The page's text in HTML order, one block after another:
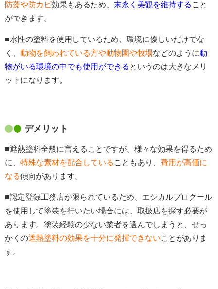
防藻や防カビ効果もあるため、 末永く美観を維持する こと
ができます。
■水性の塗料を使用しているため、環境に優しいだけでな
く、 動物を飼われている方や動物園や牧場などのように動
物がいる環境の中でも使用ができる というのは大きなメリ
ットになります。
デメリット
■遮熱塗料全般に言えることですが、様々な効果を得るため
に、 特殊な素材を配合している こともあり、 費用が高価に
なる傾向があります。
■認定登録工務店が限られているため、エシカルプロクール
を使用して塗装を行いたい場合には、取扱店を探す必要が
あります。塗装経験の少ない業者を選んでしまうと、せっ
かくの遮熱塗料の効果を十分に発揮できないことがありま
す。